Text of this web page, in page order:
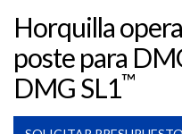
Horquilla
poste para
DMG SL1™